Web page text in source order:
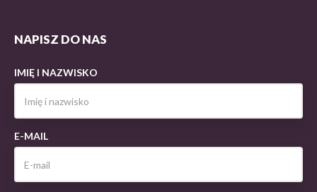
NAPISZ DO NAS
IMIĘ I NAZWISKO
E-MAIL